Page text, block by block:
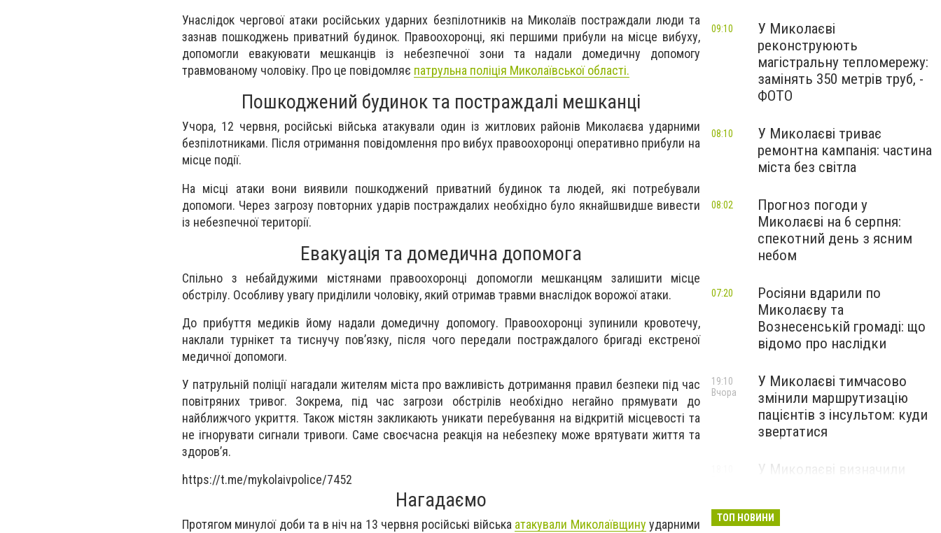
Унаслідок чергової атаки російських ударних безпілотників на Миколаїв постраждали люди та
зазнав пошкоджень приватний будинок. Правоохоронці, які першими прибули на місце вибуху,
допомогли евакуювати мешканців із небезпечної зони та надали домедичну допомогу
травмованому чоловіку. Про це повідомляє патрульна поліція Миколаївської області.
Пошкоджений будинок та постраждалі мешканці
Учора, 12 червня, російські війська атакували один із житлових районів Миколаєва ударними
безпілотниками. Після отримання повідомлення про вибух правоохоронці оперативно прибули на
місце події.
На місці атаки вони виявили пошкоджений приватний будинок та людей, які потребували
допомоги. Через загрозу повторних ударів постраждалих необхідно було якнайшвидше вивести
із небезпечної території.
Евакуація та домедична допомога
Спільно з небайдужими містянами правоохоронці допомогли мешканцям залишити місце
обстрілу. Особливу увагу приділили чоловіку, який отримав травми внаслідок ворожої атаки.
До прибуття медиків йому надали домедичну допомогу. Правоохоронці зупинили кровотечу,
наклали турнікет та тиснучу пов’язку, після чого передали постраждалого бригаді екстреної
медичної допомоги.
У патрульній поліції нагадали жителям міста про важливість дотримання правил безпеки під час
повітряних тривог. Зокрема, під час загрози обстрілів необхідно негайно прямувати до
найближчого укриття. Також містян закликають уникати перебування на відкритій місцевості та
не ігнорувати сигнали тривоги. Саме своєчасна реакція на небезпеку може врятувати життя та
здоров’я.
https://t.me/mykolaivpolice/7452
Нагадаємо
Протягом минулої доби та в ніч на 13 червня російські війська атакували Миколаївщину ударними
У Миколаєві
реконструюють
магістральну тепломережу:
замінять 350 метрів труб, -
ФОТО
09:10
У Миколаєві триває
ремонтна кампанія: частина
міста без світла
08:10
Прогноз погоди у
Миколаєві на 6 серпня:
спекотний день з ясним
небом
08:02
Росіяни вдарили по
Миколаєву та
Вознесенській громаді: що
відомо про наслідки
07:20
У Миколаєві тимчасово
змінили маршрутизацію
пацієнтів з інсультом: куди
звертатися
19:10
Вчора
У Миколаєві визначили
електростанцій на об'єктах
ТОП НОВИНИ